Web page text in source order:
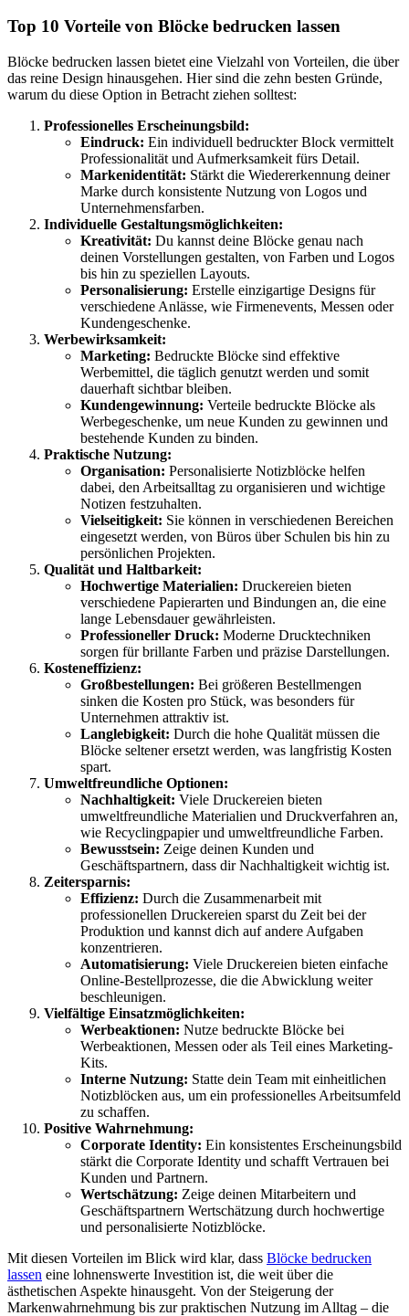
Top 10 Vorteile von Blöcke bedrucken lassen
Blöcke bedrucken lassen bietet eine Vielzahl von Vorteilen, die über
das reine Design hinausgehen. Hier sind die zehn besten Gründe,
warum du diese Option in Betracht ziehen solltest:
Professionelles Erscheinungsbild:
Eindruck: Ein individuell bedruckter Block vermittelt
Professionalität und Aufmerksamkeit fürs Detail.
Markenidentität: Stärkt die Wiedererkennung deiner
Marke durch konsistente Nutzung von Logos und
Unternehmensfarben.
Individuelle Gestaltungsmöglichkeiten:
Kreativität: Du kannst deine Blöcke genau nach
deinen Vorstellungen gestalten, von Farben und Logos
bis hin zu speziellen Layouts.
Personalisierung: Erstelle einzigartige Designs für
verschiedene Anlässe, wie Firmenevents, Messen oder
Kundengeschenke.
Werbewirksamkeit:
Marketing: Bedruckte Blöcke sind effektive
Werbemittel, die täglich genutzt werden und somit
dauerhaft sichtbar bleiben.
Kundengewinnung: Verteile bedruckte Blöcke als
Werbegeschenke, um neue Kunden zu gewinnen und
bestehende Kunden zu binden.
Praktische Nutzung:
Organisation: Personalisierte Notizblöcke helfen
dabei, den Arbeitsalltag zu organisieren und wichtige
Notizen festzuhalten.
Vielseitigkeit: Sie können in verschiedenen Bereichen
eingesetzt werden, von Büros über Schulen bis hin zu
persönlichen Projekten.
Qualität und Haltbarkeit:
Hochwertige Materialien: Druckereien bieten
verschiedene Papierarten und Bindungen an, die eine
lange Lebensdauer gewährleisten.
Professioneller Druck: Moderne Drucktechniken
sorgen für brillante Farben und präzise Darstellungen.
Kosteneffizienz:
Großbestellungen: Bei größeren Bestellmengen
sinken die Kosten pro Stück, was besonders für
Unternehmen attraktiv ist.
Langlebigkeit: Durch die hohe Qualität müssen die
Blöcke seltener ersetzt werden, was langfristig Kosten
spart.
Umweltfreundliche Optionen:
Nachhaltigkeit: Viele Druckereien bieten
umweltfreundliche Materialien und Druckverfahren an,
wie Recyclingpapier und umweltfreundliche Farben.
Bewusstsein: Zeige deinen Kunden und
Geschäftspartnern, dass dir Nachhaltigkeit wichtig ist.
Zeitersparnis:
Effizienz: Durch die Zusammenarbeit mit
professionellen Druckereien sparst du Zeit bei der
Produktion und kannst dich auf andere Aufgaben
konzentrieren.
Automatisierung: Viele Druckereien bieten einfache
Online-Bestellprozesse, die die Abwicklung weiter
beschleunigen.
Vielfältige Einsatzmöglichkeiten:
Werbeaktionen: Nutze bedruckte Blöcke bei
Werbeaktionen, Messen oder als Teil eines Marketing-
Kits.
Interne Nutzung: Statte dein Team mit einheitlichen
Notizblöcken aus, um ein professionelles Arbeitsumfeld
zu schaffen.
Positive Wahrnehmung:
Corporate Identity: Ein konsistentes Erscheinungsbild
stärkt die Corporate Identity und schafft Vertrauen bei
Kunden und Partnern.
Wertschätzung: Zeige deinen Mitarbeitern und
Geschäftspartnern Wertschätzung durch hochwertige
und personalisierte Notizblöcke.
Mit diesen Vorteilen im Blick wird klar, dass Blöcke bedrucken
lassen eine lohnenswerte Investition ist, die weit über die
ästhetischen Aspekte hinausgeht. Von der Steigerung der
Markenwahrnehmung bis zur praktischen Nutzung im Alltag – die